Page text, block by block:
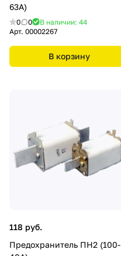
63А)
0 0
В наличии: 44
Арт. 00002267
В корзину
118 руб.
Предохранитель ПН2 (100-